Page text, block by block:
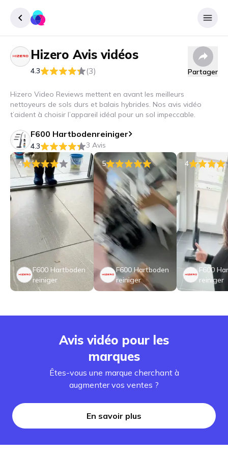
Enregister
Se connecter
Hizero Avis vidéos
4.3 (3) Partager
Hizero Video Reviews mettent en avant les meilleurs
nettoyeurs de sols durs et balais hybrides. Nos avis vidéo
t’aident à choisir l’appareil idéal pour un sol impeccable.
F600 Hartbodenreiniger
4.3
3 Avis
4
F600 Hartboden
reiniger
5
F600 Hartboden
reiniger
4
F600
reiniger
Avis vidéo pour les
marques
Êtes-vous une marque cherchant à
augmenter vos ventes ?
En savoir plus